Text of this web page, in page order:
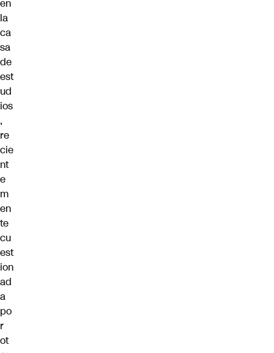
en
la
ca
sa
de
est
ud
ios
,
re
cie
nt
e
m
en
te
cu
est
ion
ad
a
po
r
ot